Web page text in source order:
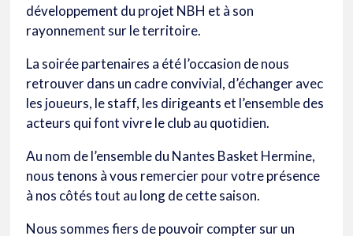
développement du projet NBH et à son
rayonnement sur le territoire.
La soirée partenaires a été l’occasion de nous
retrouver dans un cadre convivial, d’échanger avec
les joueurs, le staff, les dirigeants et l’ensemble des
acteurs qui font vivre le club au quotidien.
Au nom de l’ensemble du Nantes Basket Hermine,
nous tenons à vous remercier pour votre présence
à nos côtés tout au long de cette saison.
Nous sommes fiers de pouvoir compter sur un